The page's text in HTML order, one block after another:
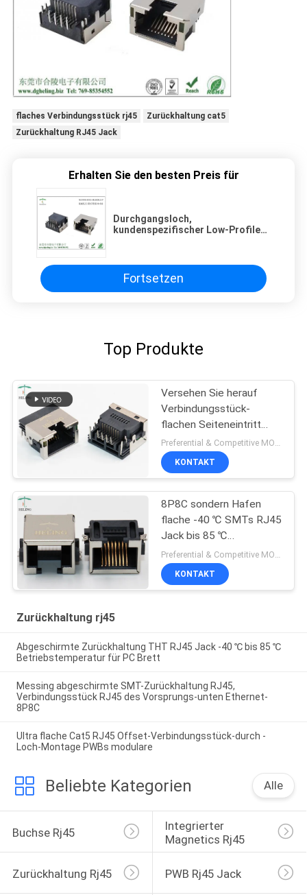
flaches Verbindungsstück rj45
Zurückhaltung cat5
Zurückhaltung RJ45 Jack
Erhalten Sie den besten Preis für
Durchgangsloch,
kundenspezifischer Low-Profile-
Fortsetzen
Top Produkte
Versehen Sie herauf
Verbindungsstück-
flachen Seiteneintritt
konformes RoHS 1x1
8P8C RJ45 mit Laschen
Preferential & Competitive MOQ:3000
KONTAKT
8P8C sondern Hafen
flache -40 ℃ SMTs RJ45
Jack bis 85 ℃
Betriebstemperatur ausPreferential & Competitive MOQ:1000
KONTAKT
Zurückhaltung rj45
Abgeschirmte Zurückhaltung THT RJ45 Jack -40 ℃ bis 85 ℃
Betriebstemperatur für PC Brett
Messing abgeschirmte SMT-Zurückhaltung RJ45,
Verbindungsstück RJ45 des Vorsprungs-unten Ethernet-
8P8C
Ultra flache Cat5 RJ45 Offset-Verbindungsstück-durch -
Loch-Montage PWBs modulare
Beliebte Kategorien Alle
Buchse Rj45
Integrierter
Magnetics Rj45
Zurückhaltung Rj45 PWB Rj45 Jack